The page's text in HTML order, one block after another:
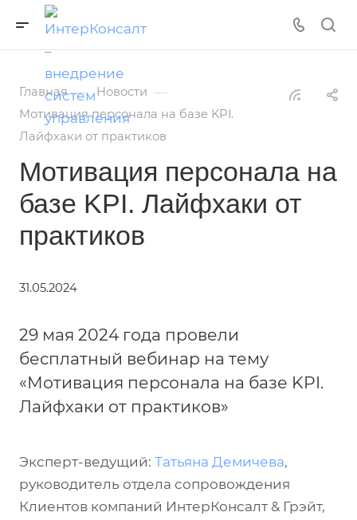
Главная — Новости —
Мотивация персонала на базе KPI.
Лайфхаки от практиков
Мотивация персонала на
базе KPI. Лайфхаки от
практиков
31.05.2024
29 мая 2024 года провели
бесплатный вебинар на тему
«Мотивация персонала на базе KPI.
Лайфхаки от практиков»
Эксперт-ведущий: Татьяна Демичева,
руководитель отдела сопровождения
Клиентов компаний ИнтерКонсалт & Грэйт,